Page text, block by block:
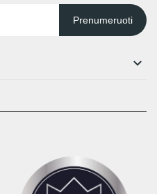
Prenumeruoti
